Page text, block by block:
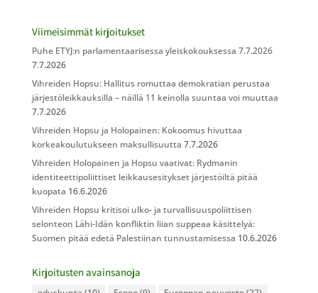
Viimeisimmät kirjoitukset
Puhe ETYJ:n parlamentaarisessa yleiskokouksessa 7.7.2026
7.7.2026
Vihreiden Hopsu: Hallitus romuttaa demokratian perustaa
järjestöleikkauksilla – näillä 11 keinolla suuntaa voi muuttaa
7.7.2026
Vihreiden Hopsu ja Holopainen: Kokoomus hivuttaa
korkeakoulutukseen maksullisuutta 7.7.2026
Vihreiden Holopainen ja Hopsu vaativat: Rydmanin
identiteettipoliittiset leikkausesitykset järjestöiltä pitää
kuopata 16.6.2026
Vihreiden Hopsu kritisoi ulko- ja turvallisuuspoliittisen
selonteon Lähi-Idän konfliktin liian suppeaa käsittelyä:
Suomen pitää edetä Palestiinan tunnustamisessa 10.6.2026
Kirjoitusten avainsanoja